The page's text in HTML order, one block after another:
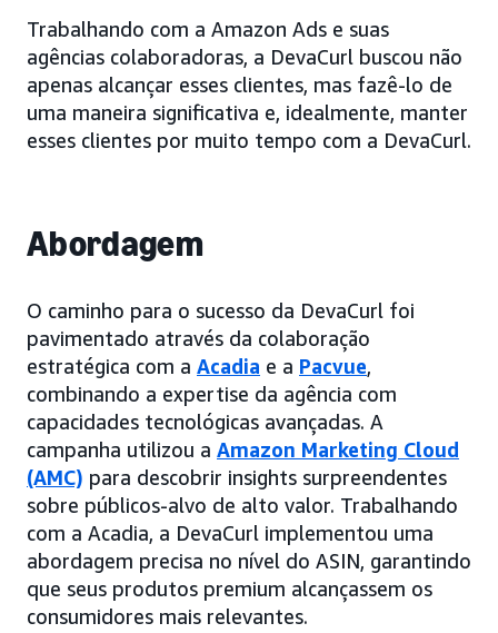
Trabalhando com a Amazon Ads e suas
agências colaboradoras, a DevaCurl buscou não
apenas alcançar esses clientes, mas fazê-lo de
uma maneira significativa e, idealmente, manter
esses clientes por muito tempo com a DevaCurl.
Abordagem
O caminho para o sucesso da DevaCurl foi
pavimentado através da colaboração
estratégica com a Acadia e a Pacvue,
combinando a expertise da agência com
capacidades tecnológicas avançadas. A
campanha utilizou a Amazon Marketing Cloud
(AMC) para descobrir insights surpreendentes
sobre públicos-alvo de alto valor. Trabalhando
com a Acadia, a DevaCurl implementou uma
abordagem precisa no nível do ASIN, garantindo
que seus produtos premium alcançassem os
consumidores mais relevantes.